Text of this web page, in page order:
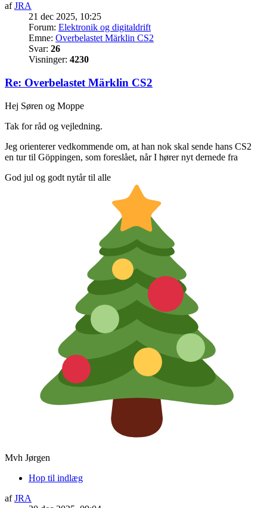
afJRA
21 dec 2025, 10:25
Forum: Elektronik og digitaldrift
Emne: Overbelastet Märklin CS2
Svar: 26
Visninger: 4230
Re: Overbelastet Märklin CS2
Hej Søren og Moppe
Tak for råd og vejledning.
Jeg orienterer vedkommende om, at han nok skal sende hans CS2
en tur til Göppingen, som foreslået, når I hører nyt dernede fra
God jul og godt nytår til alle
Mvh Jørgen
Hop til indlæg
afJRA